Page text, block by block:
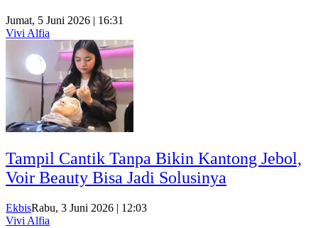
Jumat, 5 Juni 2026 | 16:31
Vivi Alfia
Tampil Cantik Tanpa Bikin Kantong Jebol,
Voir Beauty Bisa Jadi Solusinya
EkbisRabu, 3 Juni 2026 | 12:03
Vivi Alfia